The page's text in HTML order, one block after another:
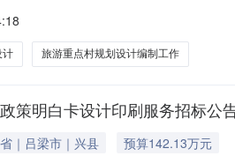
划设计编制工作3794200.002023年10月
计 旅游重点村规划设计编制工作
策明白卡设计印刷服务招标公
｜吕梁市｜兴县
预算142.13万元